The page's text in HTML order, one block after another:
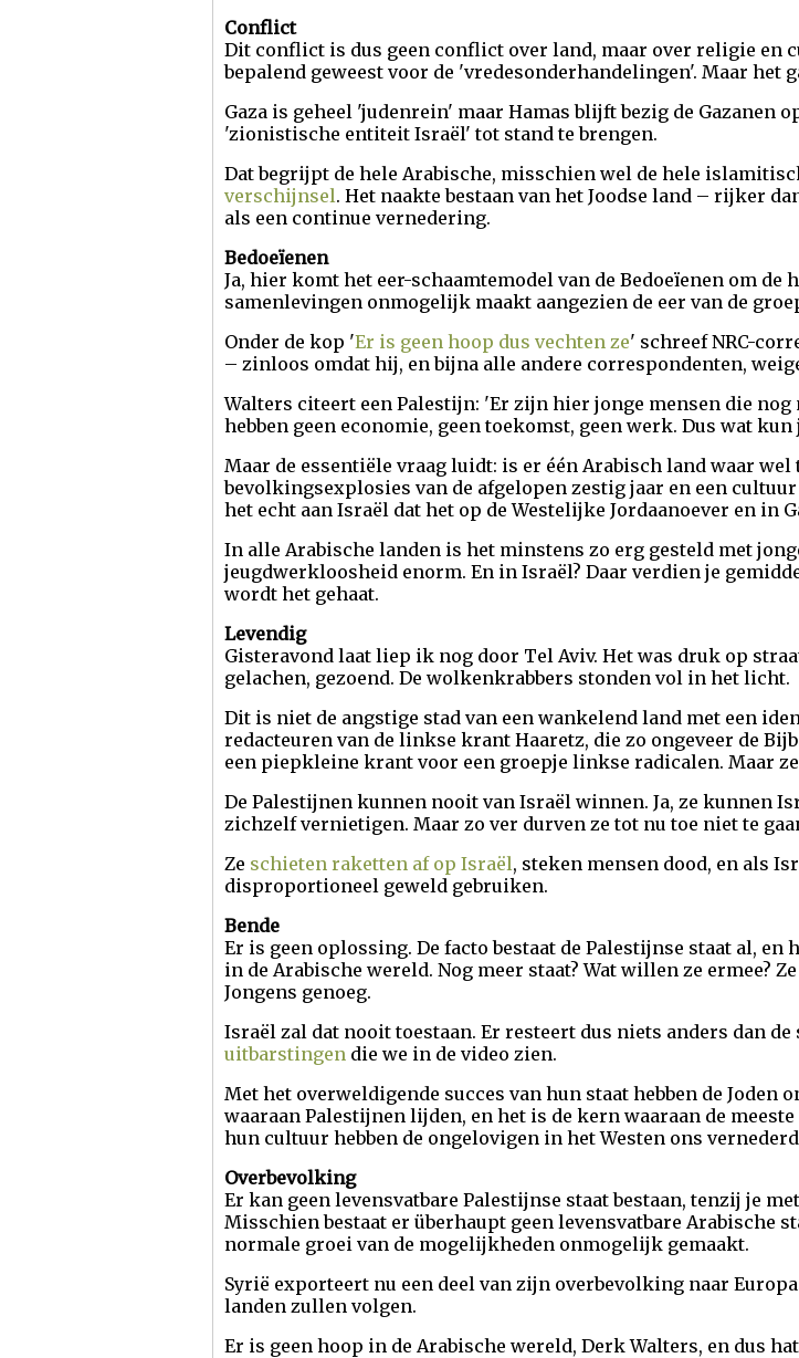
Conflict
Dit conflict is dus geen conflict over land, maar over religie en
bepalend geweest voor de 'vredesonderhandelingen'. Maar het
Gaza is geheel 'judenrein' maar Hamas blijft bezig de Gazanen
'zionistische entiteit Israël' tot stand te brengen.
Dat begrijpt de hele Arabische, misschien wel de hele
verschijnsel. Het naakte bestaan van het Joodse land – rijker
als een continue vernedering.
Bedoeïenen
Ja, hier komt het eer-schaamtemodel van de Bedoeïenen om
samenlevingen onmogelijk maakt aangezien de eer van de
Onder de kop 'Er is geen hoop dus vechten ze' schreef NRC-
– zinloos omdat hij, en bijna alle andere correspondenten,
Walters citeert een Palestijn: 'Er zijn hier jonge mensen die nog
hebben geen economie, geen toekomst, geen werk. Dus wat kun
Maar de essentiële vraag luidt: is er één Arabisch land waar
bevolkingsexplosies van de afgelopen zestig jaar en een
het echt aan Israël dat het op de Westelijke Jordaanoever en in
In alle Arabische landen is het minstens zo erg gesteld met
jeugdwerkloosheid enorm. En in Israël? Daar verdien je
wordt het gehaat.
Levendig
Gisteravond laat liep ik nog door Tel Aviv. Het was druk op
gelachen, gezoend. De wolkenkrabbers stonden vol in het licht.
Dit is niet de angstige stad van een wankelend land met een
redacteuren van de linkse krant Haaretz, die zo ongeveer de
een piepkleine krant voor een groepje linkse radicalen. Maar
De Palestijnen kunnen nooit van Israël winnen. Ja, ze kunnen
zichzelf vernietigen. Maar zo ver durven ze tot nu toe niet te
Ze schieten raketten af op Israël, steken mensen dood, en als
disproportioneel geweld gebruiken.
Bende
Er is geen oplossing. De facto bestaat de Palestijnse staat al,
in de Arabische wereld. Nog meer staat? Wat willen ze ermee?
Jongens genoeg.
Israël zal dat nooit toestaan. Er resteert dus niets anders dan de
uitbarstingen die we in de video zien.
Met het overweldigende succes van hun staat hebben de Joden
waaraan Palestijnen lijden, en het is de kern waaraan de
hun cultuur hebben de ongelovigen in het Westen ons
Overbevolking
Er kan geen levensvatbare Palestijnse staat bestaan, tenzij je
Misschien bestaat er überhaupt geen levensvatbare Arabische
normale groei van de mogelijkheden onmogelijk gemaakt.
Syrië exporteert nu een deel van zijn overbevolking naar
landen zullen volgen.
Er is geen hoop in de Arabische wereld, Derk Walters, en dus